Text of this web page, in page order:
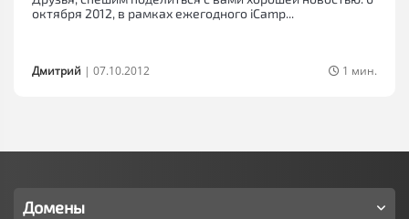
октября 2012, в рамках ежегодного iCamp...
Дмитрий | 07.10.2012 1 мин.
Домены